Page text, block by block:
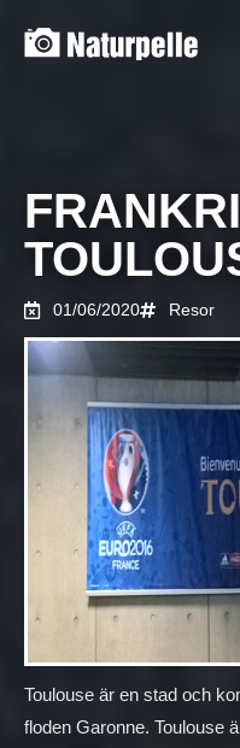
01/06/2020 Resor
Toulouse är en stad och
floden Garonne. Toulouse